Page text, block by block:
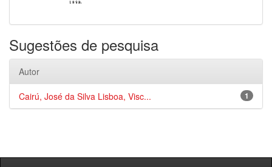
Sugestões de pesquisa
Autor
1
Cairú, José da Silva Lisboa, Visc...